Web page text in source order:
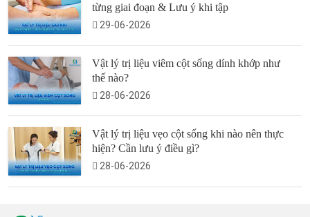
từng giai đoạn & Lưu ý khi tập
29-06-2026
Vật lý trị liệu viêm cột sống dính khớp như
thế nào?
28-06-2026
Vật lý trị liệu vẹo cột sống khi nào nên thực
hiện? Cần lưu ý điều gì?
28-06-2026